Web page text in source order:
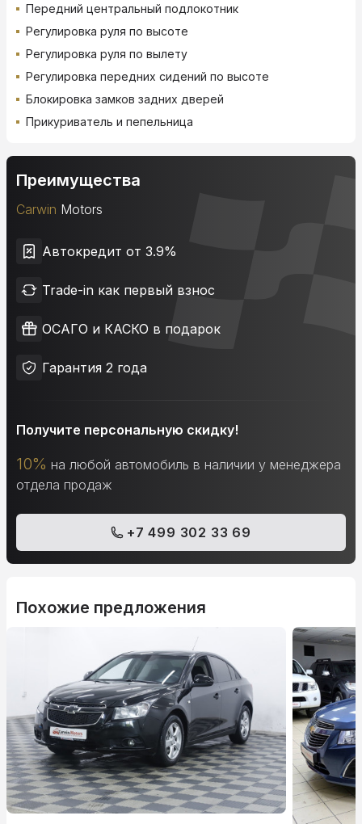
Передний центральный подлокотник
Регулировка руля по высоте
Регулировка руля по вылету
Регулировка передних сидений по высоте
Блокировка замков задних дверей
Прикуриватель и пепельница
Преимущества
Carwin Motors
Автокредит от 3.9%
Trade-in как первый взнос
ОСАГО и КАСКО в подарок
Гарантия 2 года
Получите персональную скидку!
10% на любой автомобиль в наличии у менеджера
отдела продаж
+7 499 302 33 69
Похожие предложения